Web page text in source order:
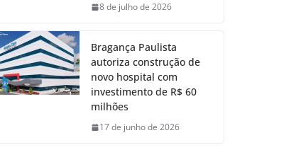
8 de julho de 2026
Bragança Paulista
autoriza construção de
novo hospital com
investimento de R$ 60
milhões
17 de junho de 2026